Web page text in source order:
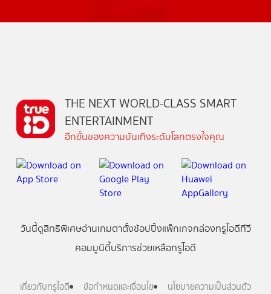
THE NEXT WORLD-CLASS SMART
ENTERTAINMENT
อีกขั้นของความบันเทิงระดับโลกตรงใจคุณ
วันนี้ดูสิทธิพิเศษอ่านเกมตาตั้งช้อปปิ้งแพ็กเกจกล่องทรูไอดีทีวี
คอมมูนิตี้บริการช่วยเหลือทรูไอดี
เกี่ยวกับทรูไอดี ข้อกำหนดและเงื่อนไข นโยบายความเป็นส่วนตัว